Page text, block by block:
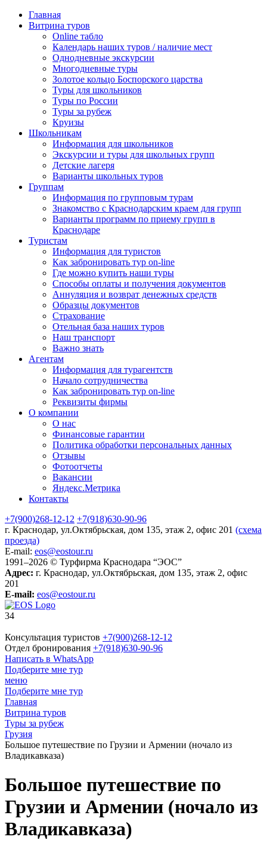
Главная
Витрина туров
Online табло
Календарь наших туров / наличие мест
Однодневные экскурсии
Многодневные туры
Золотое кольцо Боспорского царства
Туры для школьников
Туры по России
Туры за рубеж
Круизы
Школьникам
Информация для школьников
Экскурсии и туры для школьных групп
Детские лагеря
Варианты школьных туров
Группам
Информация по групповым турам
Знакомство с Краснодарским краем для групп
Варианты программ по приему групп в
Краснодаре
Туристам
Информация для туристов
Как забронировать тур on-line
Где можно купить наши туры
Способы оплаты и получения документов
Аннуляция и возврат денежных средств
Образцы документов
Страхование
Отельная база наших туров
Наш транспорт
Важно знать
Агентам
Информация для турагентств
Начало сотрудничества
Как забронировать тур on-line
Реквизиты фирмы
О компании
О нас
Финансовые гарантии
Политика обработки персональных данных
Отзывы
Фотоотчеты
Вакансии
Яндекс.Метрика
Контакты
+7(900)268-12-12 +7(918)630-90-96
г. Краснодар, ул.Октябрьская, дом 135, этаж 2, офис 201 (схема
проезда)
E-mail: eos@eostour.ru
1991–2026 © Турфирма Краснодара “ЭОС”
Адрес: г. Краснодар, ул.Октябрьская, дом 135, этаж 2, офис
201
E-mail: eos@eostour.ru
34
Консультация туристов +7(900)268-12-12
Отдел бронирования +7(918)630-90-96
Написать в WhatsApp
Подберите мне тур
меню
Подберите мне тур
Главная
Витрина туров
Туры за рубеж
Грузия
Большое путешествие по Грузии и Армении (ночало из
Владикавказа)
Большое путешествие по
Грузии и Армении (ночало из
Владикавказа)